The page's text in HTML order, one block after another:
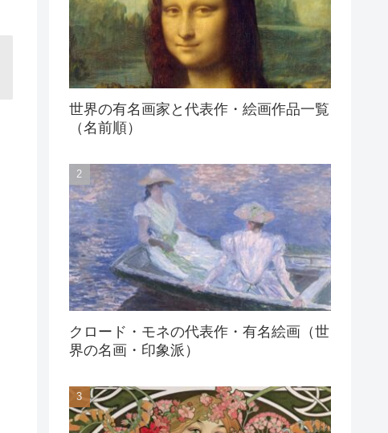
世界の有名画家と代表作・絵画作品一覧
（名前順）
クロード・モネの代表作・有名絵画（世
界の名画・印象派）